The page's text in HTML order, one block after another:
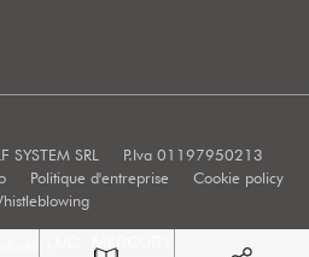
SRL
P.Iva 01197950213
Politique d'entreprise
Cookie policy